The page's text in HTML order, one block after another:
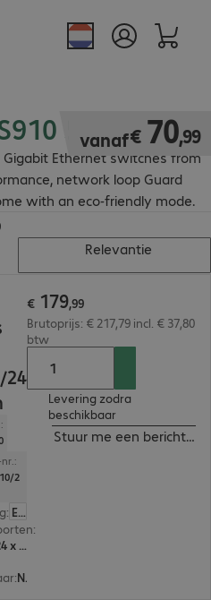
Switch
Gigabit Ethernet switches from
network loop Guard
with an eco-friendly mode.
vanaf€ 70,99
€ 70,99
Relevantie
24
2
: Europa
:
24 x 10/100/1000 RJ45
: Nee
€ 179,99
Brutoprijs: € 217,79 incl. € 37,80
btw
Levering zodra
beschikbaar
Stuur me een bericht